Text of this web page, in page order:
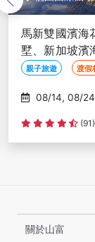
魅力新馬５
名勝世界、
茶、必比登
特色住宿 特
08/31, 09/06, 09/17, 09/28,
關於山富